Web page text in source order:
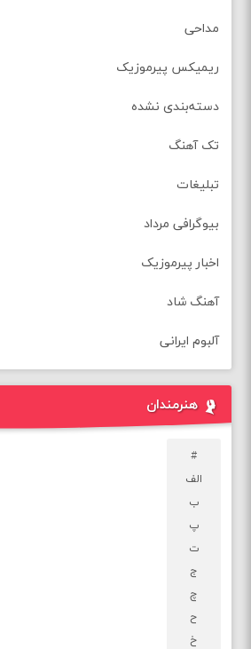
مداحی
ریمیکس پیرموزیک
دسته‌بندی نشده
تک آهنگ
تبلیغات
بیوگرافی مرداد
اخبار پیرموزیک
آهنگ شاد
آلبوم ایرانی
هنرمندان
#
الف
ب
پ
ت
ج
چ
ح
خ